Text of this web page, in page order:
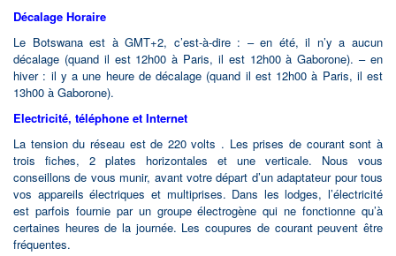
Décalage Horaire
Le Botswana est à GMT+2, c’est-à-dire : – en été, il n’y a aucun
décalage (quand il est 12h00 à Paris, il est 12h00 à Gaborone). – en
hiver : il y a une heure de décalage (quand il est 12h00 à Paris, il est
13h00 à Gaborone).
Electricité, téléphone et Internet
La tension du réseau est de 220 volts . Les prises de courant sont à
trois fiches, 2 plates horizontales et une verticale. Nous vous
conseillons de vous munir, avant votre départ d’un adaptateur pour tous
vos appareils électriques et multiprises. Dans les lodges, l’électricité
est parfois fournie par un groupe électrogène qui ne fonctionne qu’à
certaines heures de la journée. Les coupures de courant peuvent être
fréquentes.